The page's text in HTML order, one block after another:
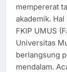
mempererat
akademik.
FKIP UMUS
Universitas
berlangsung
mendalam.